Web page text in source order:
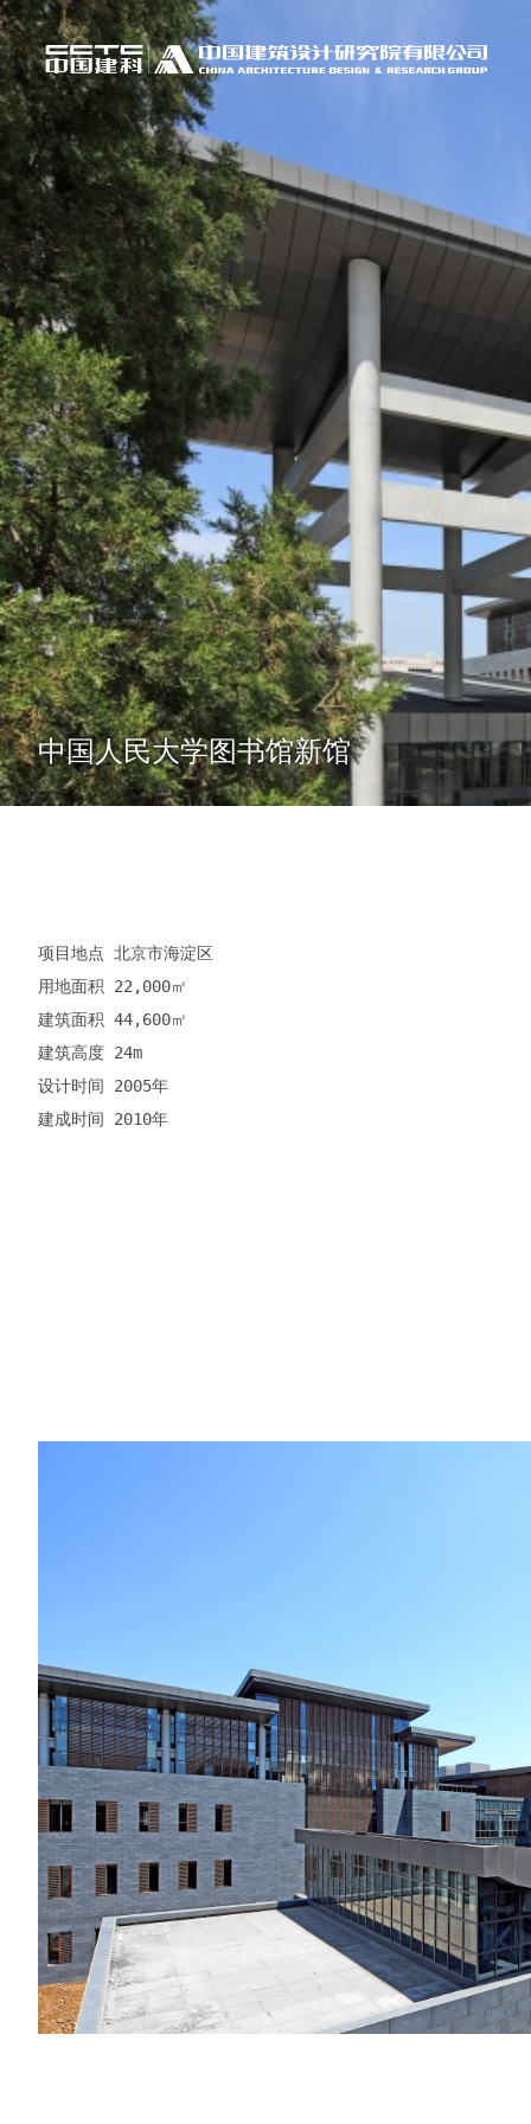
中国人民大学图书馆新馆
项目地点 北京市海淀区
用地面积 22,000㎡
建筑面积 44,600㎡
建筑高度 24m
设计时间 2005年
建成时间 2010年